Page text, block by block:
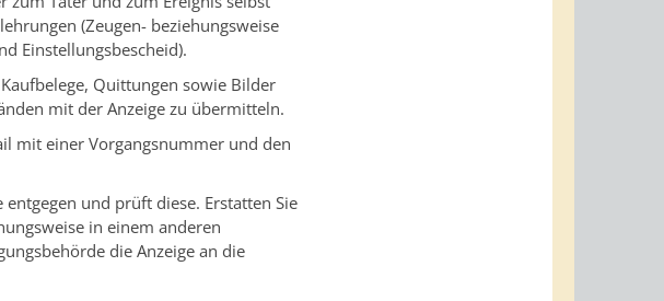
(Zeugen- beziehungsweise
Einstellungsbescheid).
Quittungen sowie Bilder
mit der Anzeige zu übermitteln.
mit einer Vorgangsnummer und den
und prüft diese. Erstatten Sie
in einem anderen
die Anzeige an die